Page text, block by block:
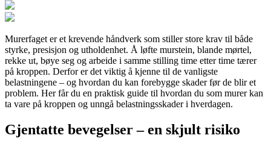
Murerfaget er et krevende håndverk som stiller store krav til både
styrke, presisjon og utholdenhet. Å løfte murstein, blande mørtel,
rekke ut, bøye seg og arbeide i samme stilling time etter time tærer
på kroppen. Derfor er det viktig å kjenne til de vanligste
belastningene – og hvordan du kan forebygge skader før de blir et
problem. Her får du en praktisk guide til hvordan du som murer kan
ta vare på kroppen og unngå belastningsskader i hverdagen.
Gjentatte bevegelser – en skjult risiko